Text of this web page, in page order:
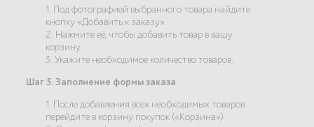
1. Под фотографией выбранного товара найдите
кнопку «Добавить к заказу».
2. Нажмите её, чтобы добавить товар в вашу
корзину.
3. Укажите необходимое количество товаров.
Шаг 3. Заполнение формы заказа
1. После добавления всех необходимых товаров
перейдите в корзину покупок («Корзина»).